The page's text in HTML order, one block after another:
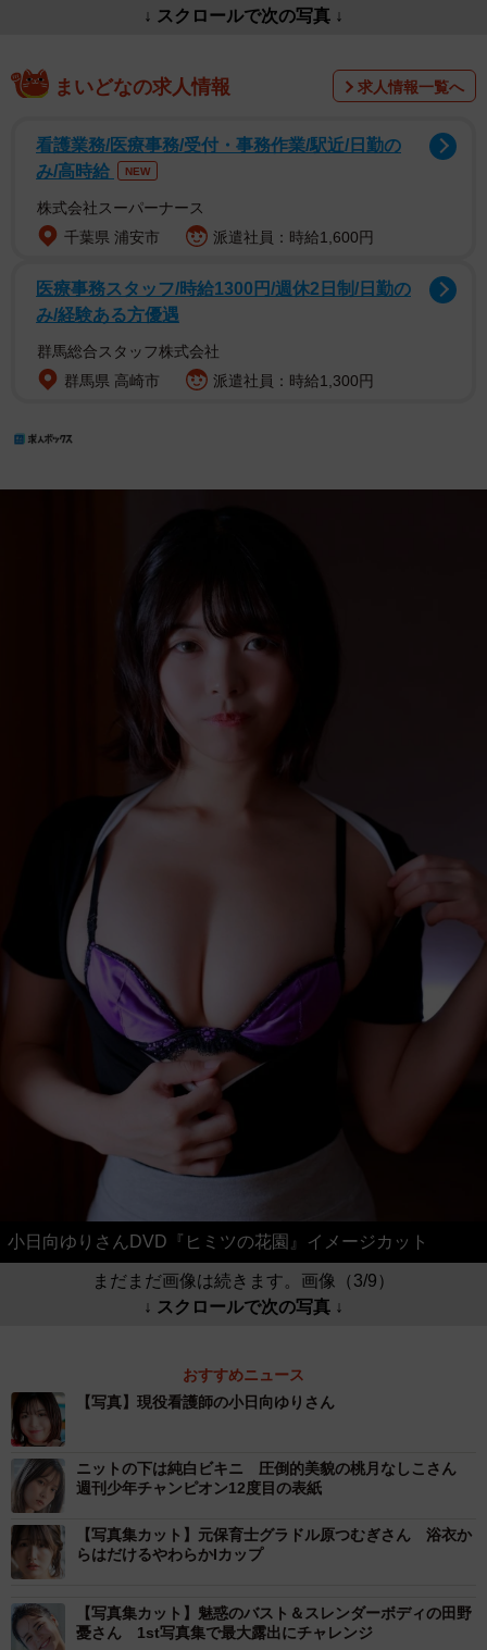
↓ スクロールで次の写真 ↓
まいどなの求人情報 求人情報一覧へ
看護業務/医療事務/受付・事務作業/駅近/日勤の
み/高時給
NEW
株式会社スーパーナース
千葉県 浦安市
派遣社員：時給1,600円
医療事務スタッフ/時給1300円/週休2日制/日勤の
み/経験ある方優遇
群馬総合スタッフ株式会社
群馬県 高崎市
派遣社員：時給1,300円
小日向ゆりさんDVD『ヒミツの花園』イメージカット
まだまだ画像は続きます。画像（3/9）
↓ スクロールで次の写真 ↓
おすすめニュース
【写真】現役看護師の小日向ゆりさん
ニットの下は純白ビキニ 圧倒的美貌の桃月なしこさん
週刊少年チャンピオン12度目の表紙
【写真集カット】元保育士グラドル原つむぎさん 浴衣か
らはだけるやわらかIカップ
【写真集カット】魅惑のバスト＆スレンダーボディの田野
憂さん 1st写真集で最大露出にチャレンジ